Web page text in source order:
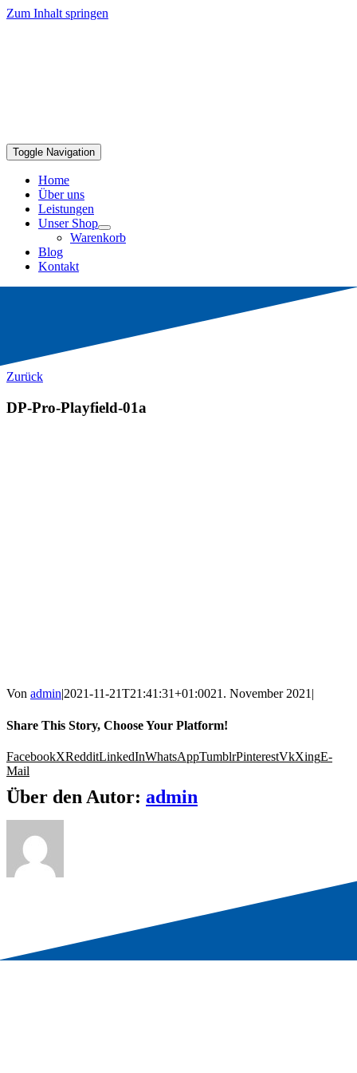
Zum Inhalt springen
Toggle Navigation
Home
Über uns
Leistungen
Unser Shop
Warenkorb
Blog
Kontakt
Zurück
DP-Pro-Playfield-01a
Von admin|2021-11-21T21:41:31+01:0021. November 2021|
Share This Story, Choose Your Platform!
FacebookXRedditLinkedInWhatsAppTumblrPinterestVkXingE-
Mail
Über den Autor: admin